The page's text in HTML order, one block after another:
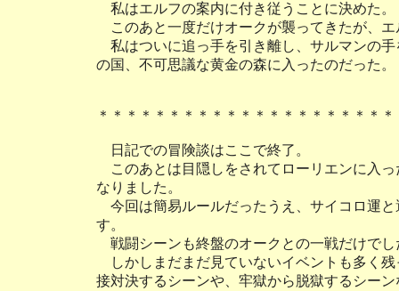
私はエルフの案内に付き従うことに決めた。
このあと一度だけオークが襲ってきたが、
私はついに追っ手を引き離し、サルマンの
の国、不可思議な黄金の森に入ったのだった。
＊＊＊＊＊＊＊＊＊＊＊＊＊＊＊＊＊＊＊＊
日記での冒険談はここで終了。
このあとは目隠しをされてローリエンに入
なりました。
今回は簡易ルールだったうえ、サイコロ運
す。
戦闘シーンも終盤のオークとの一戦だけでし
しかしまだまだ見ていないイベントも多く
接対決するシーンや、牢獄から脱獄するシー